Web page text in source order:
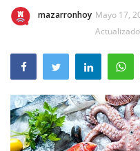
Reportajes
Empresas
Mapa de Mazarrón
mazarronhoy Mayo 17,